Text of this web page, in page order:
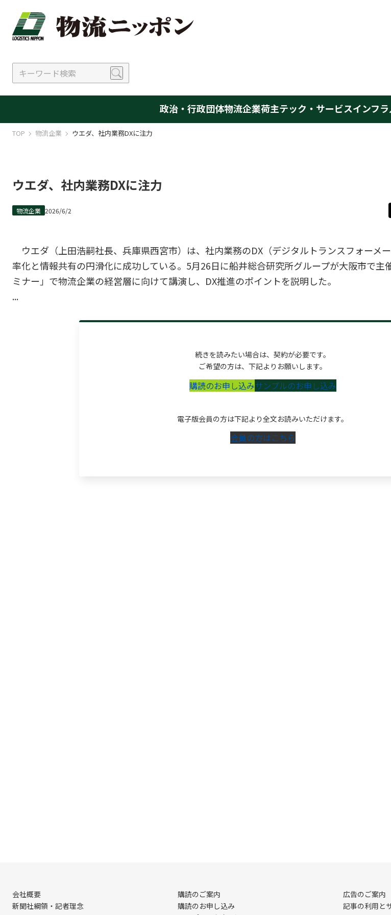
政治・行政団体物流企業荷主テック・サービスインフラ
TOP 物流企業 ウエダ、社内業務DXに注力
ウエダ、社内業務DXに注力
物流企業 2026/6/2
ウエダ（上田浩嗣社長、兵庫県西宮市）は、社内業務のDX（デジタルトランスフォーメ
率化と情報共有の円滑化に成功している。5月26日に船井総合研究所グループが大阪市で主
ミナー」で物流企業の経営層に向けて講演し、DX推進のポイントを説明した。
...
続きを読みたい場合は、契約が必要です。
ご希望の方は、下記よりお願いします。
購読のお申し込みサンプルのお申し込み
電子版会員の方は下記より全文お読みいただけます。
会員の方はこちら
会社概要
新聞社綱領・記者理念
購読のご案内
購読のお申し込み
広告のご案内
記事の利用と